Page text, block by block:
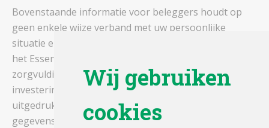
Wij gebruiken
cookies
Bovenstaande informatie voor beleggers houdt op
geen enkele wijze verband met uw persoonlijke
situatie en vormt dus geen beleggingsadvies. Gelieve
het Essentiële-Informatiedocument en het prospectus
zorgvuldig te lezen alvorens een
investeringsbeslissing te nemen. De rendementen,
uitgedrukt in euro's zijn gebaseerd op historische
gegevens die geen garantie voor de toekomst bieden.